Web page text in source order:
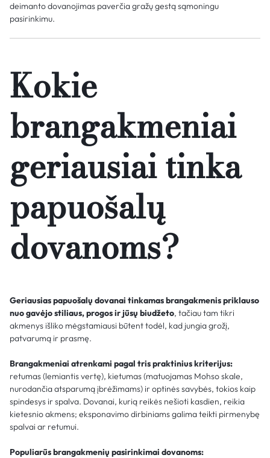
deimanto dovanojimas paverčia gražų gestą sąmoningu
pasirinkimu.
Kokie
brangakmeniai
geriausiai tinka
papuošalų
dovanoms?
Geriausias papuošalų dovanai tinkamas brangakmenis priklauso
nuo gavėjo stiliaus, progos ir jūsų biudžeto, tačiau tam tikri
akmenys išliko mėgstamiausi būtent todėl, kad jungia grožį,
patvarumą ir prasmę.
Brangakmeniai atrenkami pagal tris praktinius kriterijus:
retumas (lemiantis vertę), kietumas (matuojamas Mohso skale,
nurodančia atsparumą įbrėžimams) ir optinės savybės, tokios kaip
spindesys ir spalva. Dovanai, kurią reikės nešioti kasdien, reikia
kietesnio akmens; eksponavimo dirbiniams galima teikti pirmenybę
spalvai ar retumui.
Populiarūs brangakmenių pasirinkimai dovanoms: